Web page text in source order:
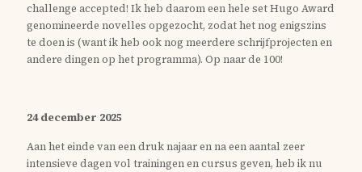
challenge accepted! Ik heb daarom een hele set Hugo Award
genomineerde novelles opgezocht, zodat het nog enigszins
te doen is (want ik heb ook nog meerdere schrijfprojecten en
andere dingen op het programma). Op naar de 100!
24 december 2025
Aan het einde van een druk najaar en na een aantal zeer
intensieve dagen vol trainingen en cursus geven, heb ik nu